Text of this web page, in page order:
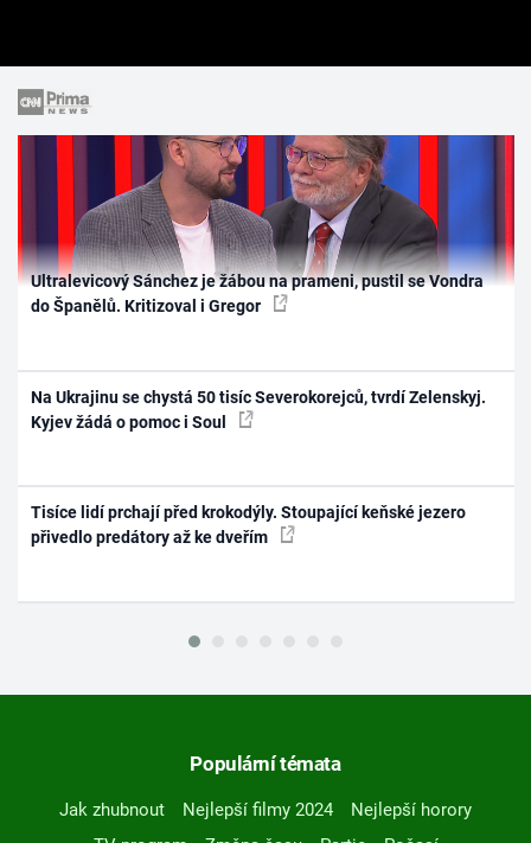
Ultralevicový Sánchez je žábou na prameni, pustil se Vondra
do Španělů. Kritizoval i Gregor
Na Ukrajinu se chystá 50 tisíc Severokorejců, tvrdí Zelenskyj.
Kyjev žádá o pomoc i Soul
Tisíce lidí prchají před krokodýly. Stoupající keňské jezero
přivedlo predátory až ke dveřím
Populární témata
Jak zhubnout Nejlepší filmy 2024
Nejlepší horory